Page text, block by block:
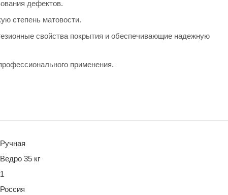
дефектов.
степень матовости.
свойства покрытия и обеспечивающие надежную
применения.
Ручная
Ведро 35 кг
1
Россия